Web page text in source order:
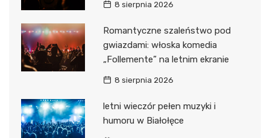
8 sierpnia 2026
Romantyczne szaleństwo pod
gwiazdami: włoska komedia
„Follemente” na letnim ekranie
8 sierpnia 2026
letni wieczór pełen muzyki i
humoru w Białołęce